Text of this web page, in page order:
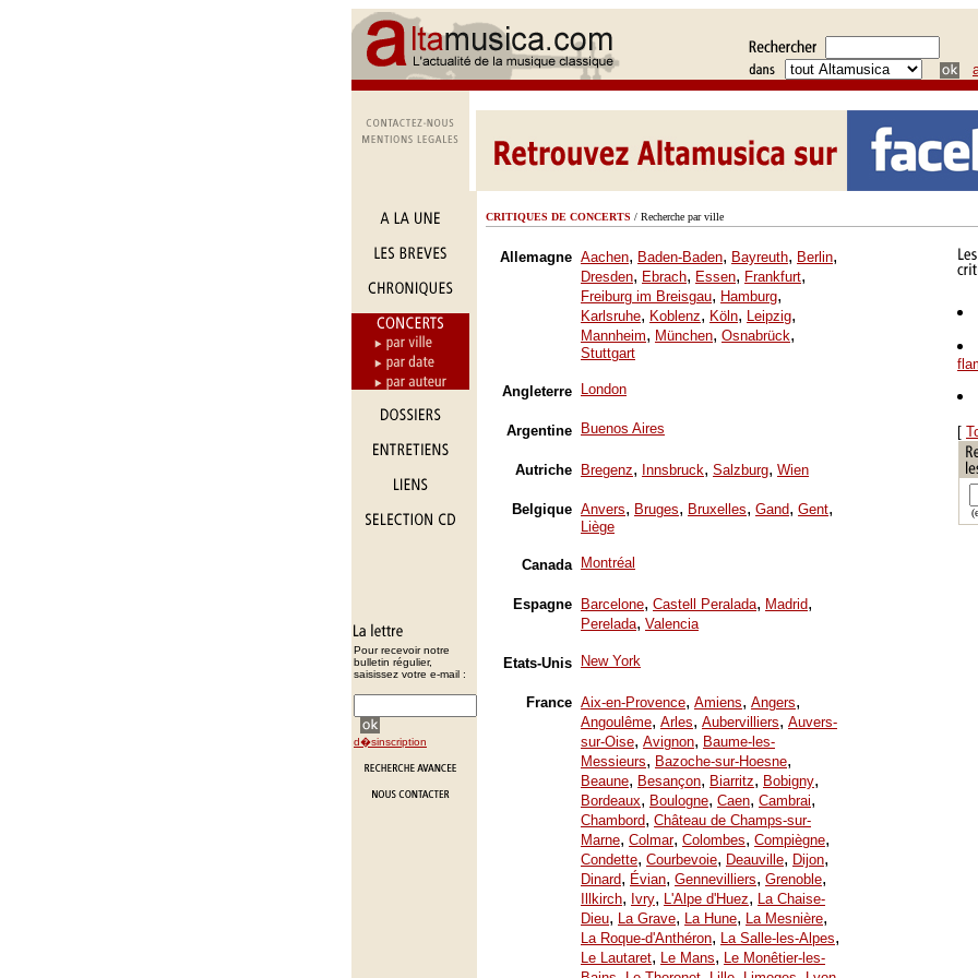
Pour recevoir notre
bulletin régulier,
saisissez votre e-mail :
d�sinscription
CRITIQUES DE CONCERTS / Recherche par ville
Allemagne Aachen, Baden-Baden, Bayreuth, Berlin,
Dresden, Ebrach, Essen, Frankfurt,
Freiburg im Breisgau, Hamburg,
Karlsruhe, Koblenz, Köln, Leipzig,
Mannheim, München, Osnabrück,
Stuttgart
Angleterre London
Argentine Buenos Aires
Autriche Bregenz, Innsbruck, Salzburg, Wien
Belgique Anvers, Bruges, Bruxelles, Gand, Gent,
Liège
Canada Montréal
Espagne Barcelone, Castell Peralada, Madrid,
Perelada, Valencia
Etats-Unis New York
France Aix-en-Provence, Amiens, Angers,
Angoulême, Arles, Aubervilliers, Auvers-
sur-Oise, Avignon, Baume-les-
Messieurs, Bazoche-sur-Hoesne,
Beaune, Besançon, Biarritz, Bobigny,
Bordeaux, Boulogne, Caen, Cambrai,
Chambord, Château de Champs-sur-
Marne, Colmar, Colombes, Compiègne,
Condette, Courbevoie, Deauville, Dijon,
Dinard, Évian, Gennevilliers, Grenoble,
Illkirch, Ivry, L'Alpe d'Huez, La Chaise-
Dieu, La Grave, La Hune, La Mesnière,
La Roque-d'Anthéron, La Salle-les-Alpes,
Le Lautaret, Le Mans, Le Monêtier-les-
[